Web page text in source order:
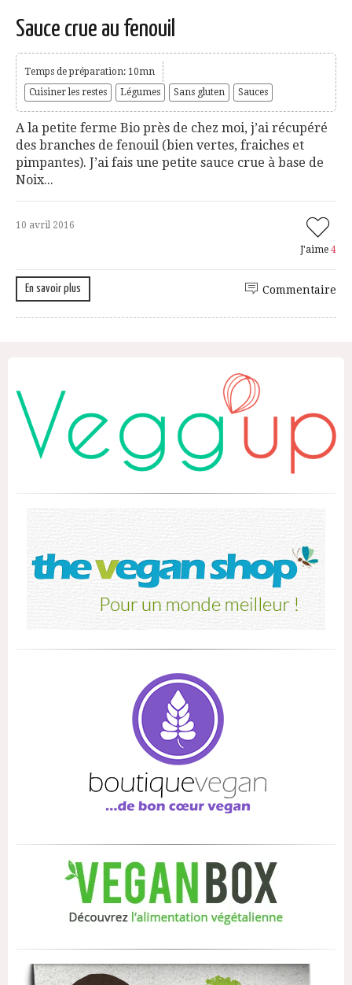
Sauce crue au fenouil
Temps de préparation: 10mn
Cuisiner les restes
Légumes Sans gluten Sauces
A la petite ferme Bio près de chez moi, j’ai récupéré
des branches de fenouil (bien vertes, fraiches et
pimpantes). J’ai fais une petite sauce crue à base de
Noix...
10 avril 2016
J'aime 4
En savoir plus Commentaire